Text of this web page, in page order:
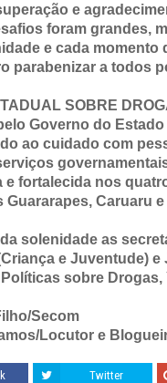
e
foram grandes,
e cada momento
parabenizar a todos
SOBRE
Governo do
ao cuidado com
e fortalecida nos
Guararapes, Caruaru
solenidade as
e Juventude)
sobre Drogas,
Secom
Locutor e
Twitter